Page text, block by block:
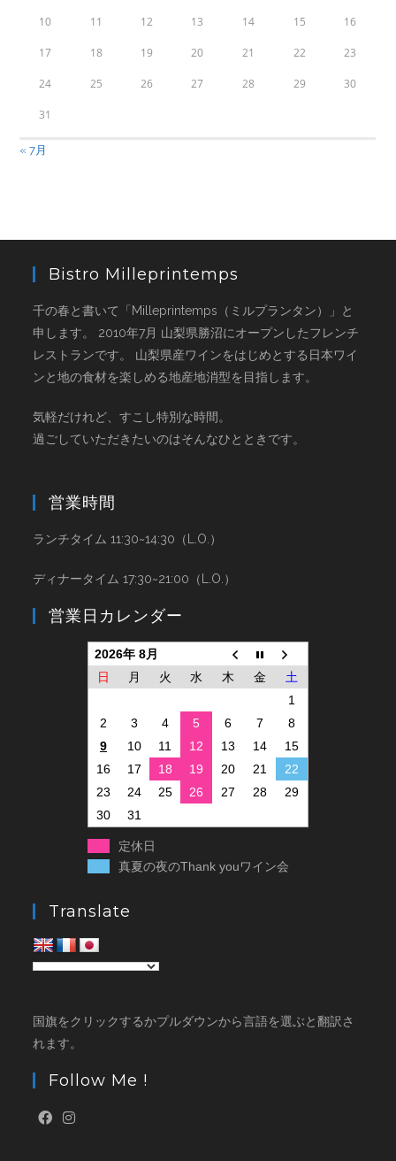
10 11 12 13 14 15 16
17 18 19 20 21 22 23
24 25 26 27 28 29 30
31
« 7月
Bistro Milleprintemps
千の春と書いて「Milleprintemps（ミルプランタン）」と
申します。 2010年7月 山梨県勝沼にオープンしたフレンチ
レストランです。 山梨県産ワインをはじめとする日本ワイ
ンと地の食材を楽しめる地産地消型を目指します。
気軽だけれど、すこし特別な時間。
過ごしていただきたいのはそんなひとときです。
営業時間
ランチタイム 11:30~14:30（L.O.）
ディナータイム 17:30~21:00（L.O.）
営業日カレンダー
2026年 8月
日
月 火 水 木 金
土
1
2
3 4 5 6 7
8
9
10 11 12 13 14
15
16
17 18 19 20 21
22
23
24 25 26 27 28
29
30
31
定休日
真夏の夜のThank youワイン会
Translate
国旗をクリックするかプルダウンから言語を選ぶと翻訳さ
れます。
Follow Me !